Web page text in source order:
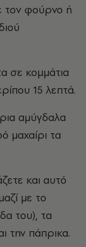
τον φούρνο ή
σε κομμάτια
15 λεπτά.
αμύγδαλα
μαχαίρι τα
και αυτό
με το
του), τα
την πάπρικα.